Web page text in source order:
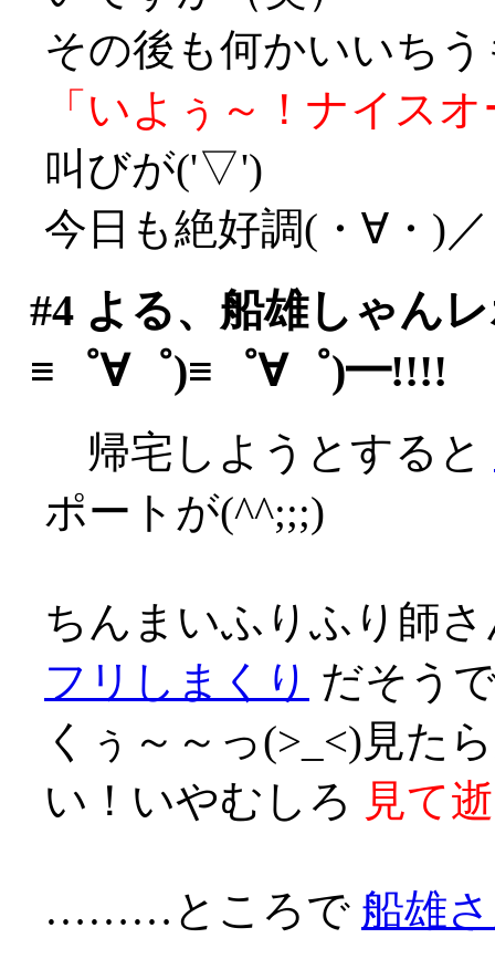
その後も何かいいち
「いよぅ～！ナイス
叫びが('▽')
今日も絶好調(・∀・)／
#4よる、船雄しゃん
≡゜∀゜)≡゜∀゜)━!!!!
帰宅しようとすると
ポートが(^^;;;)
ちんまいふりふり師
フリしまくり だそう
くぅ～～っ(>_<)見た
い！いやむしろ 見て
………ところで 船雄